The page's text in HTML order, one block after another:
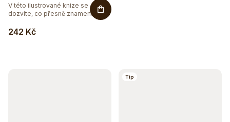
242 Kč
V této ilustrované knize se
dozvíte, co přesně znamená...
Hydratujte chytře 💦
Tip